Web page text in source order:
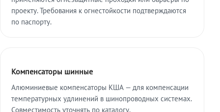
проекту. Требования к огнестойкости подтверждаются
по паспорту.
Компенсаторы шинные
Алюминиевые компенсаторы КША — для компенсации
температурных удлинений в шинопроводных системах.
Совместимость уточнять по каталогу.